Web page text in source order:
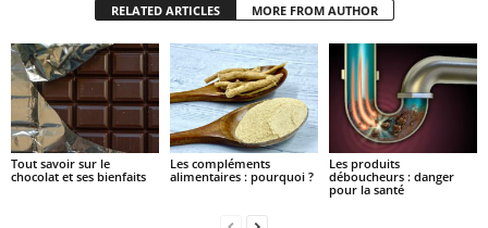
RELATED ARTICLES MORE FROM AUTHOR
Tout savoir sur le
chocolat et ses bienfaits
Les compléments
alimentaires : pourquoi ?
Les produits
déboucheurs : danger
pour la santé